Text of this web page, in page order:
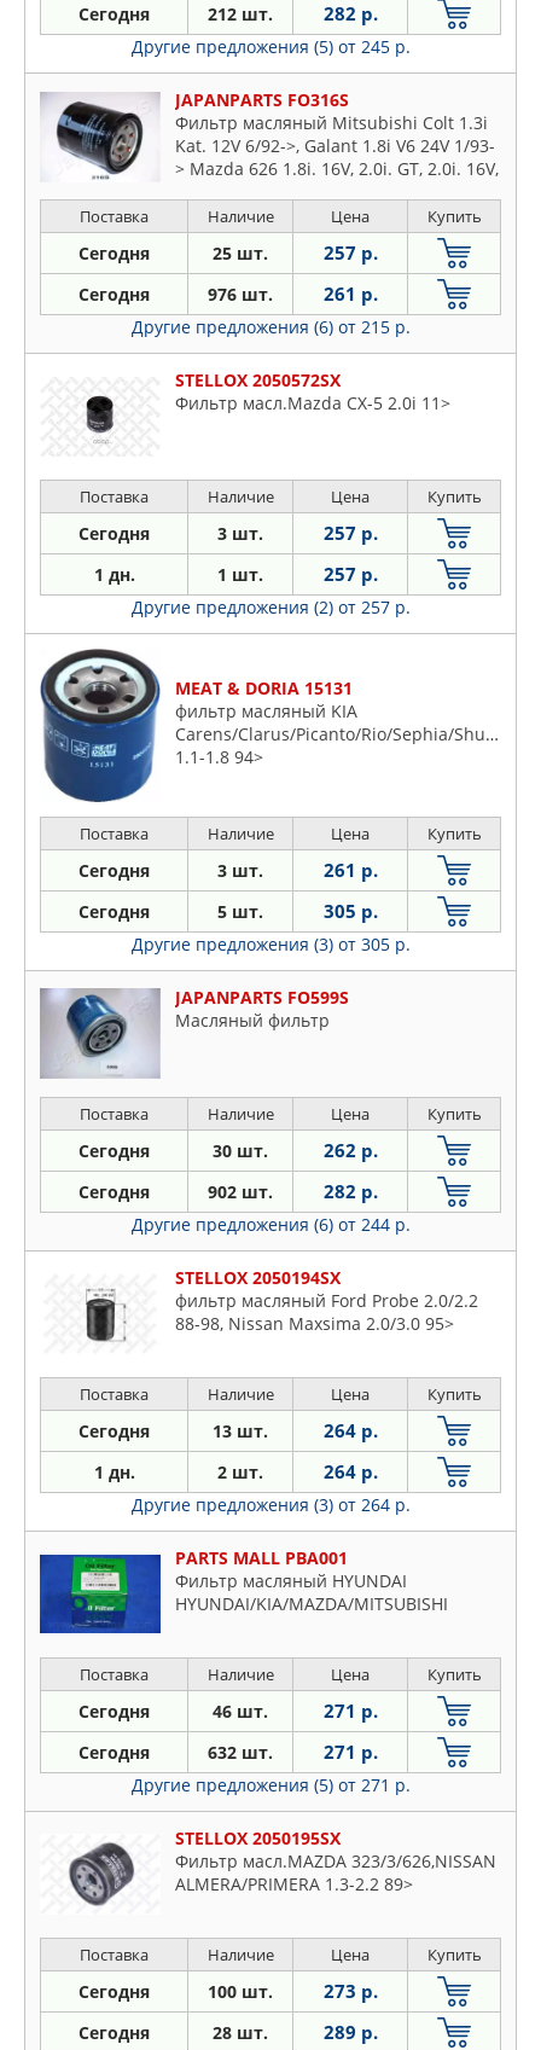
Сегодня 212 шт. 282 р.
Другие предложения (5) от 245 р.
JAPANPARTS FO316S
Фильтр масляный Mitsubishi Colt 1.3i
Kat. 12V 6/92->, Galant 1.8i V6 24V 1/93-
> Mazda 626 1.8i. 16V, 2.0i. GT, 2.0i. 16V,
Поставка Наличие Цена Купить
Сегодня 25 шт. 257 р.
Сегодня 976 шт. 261 р.
Другие предложения (6) от 215 р.
STELLOX 2050572SX
Фильтр масл.Mazda CX-5 2.0i 11>
Поставка Наличие Цена Купить
Сегодня 3 шт. 257 р.
1 дн. 1 шт. 257 р.
Другие предложения (2) от 257 р.
MEAT & DORIA 15131
фильтр масляный KIA
Carens/Clarus/Picanto/Rio/Sephia/Shuma
1.1-1.8 94>
Поставка Наличие Цена Купить
Сегодня 3 шт. 261 р.
Сегодня 5 шт. 305 р.
Другие предложения (3) от 305 р.
JAPANPARTS FO599S
Масляный фильтр
Поставка Наличие Цена Купить
Сегодня 30 шт. 262 р.
Сегодня 902 шт. 282 р.
Другие предложения (6) от 244 р.
STELLOX 2050194SX
фильтр масляный Ford Probe 2.0/2.2
88-98, Nissan Maxsima 2.0/3.0 95>
Поставка Наличие Цена Купить
Сегодня 13 шт. 264 р.
1 дн. 2 шт. 264 р.
Другие предложения (3) от 264 р.
PARTS MALL PBA001
Фильтр масляный HYUNDAI
HYUNDAI/KIA/MAZDA/MITSUBISHI
Поставка Наличие Цена Купить
Сегодня 46 шт. 271 р.
Сегодня 632 шт. 271 р.
Другие предложения (5) от 271 р.
STELLOX 2050195SX
Фильтр масл.MAZDA 323/3/626,NISSAN
ALMERA/PRIMERA 1.3-2.2 89>
Поставка Наличие Цена Купить
Сегодня 100 шт. 273 р.
Сегодня 28 шт. 289 р.